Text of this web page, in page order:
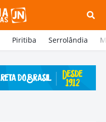
Piritiba Serrolândia